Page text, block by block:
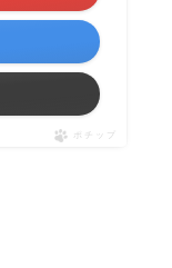
ポチップ